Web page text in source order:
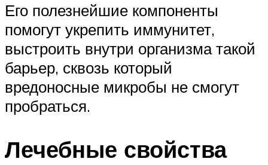
Его полезнейшие компоненты
помогут укрепить иммунитет,
выстроить внутри организма такой
барьер, сквозь который
вредоносные микробы не смогут
пробраться.
Лечебные свойства